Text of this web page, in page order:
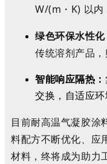
W/(m・K) 以内
绿色环保水性化
传统溶剂产品
智能响应隔热：
交换，自适应
目前耐高温气凝胶涂
料配方不断优化、应
材料，终将成为助力